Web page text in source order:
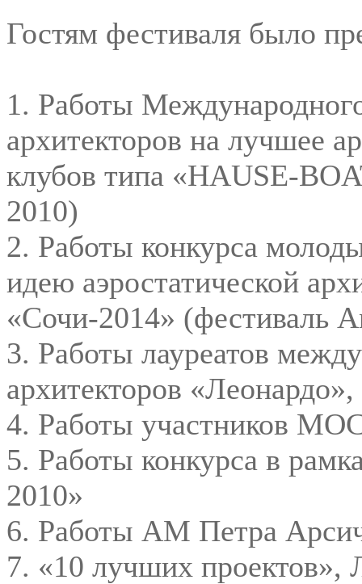
Гостям фестиваля было
1. Работы
архитекторов на лучшее
клубов типа «HAUSE-
2010)
2. Работы конкурса
идею аэростатической
«Сочи-2014» (фестиваль
3. Работы лауреатов
архитекторов
4. Работы участников
5. Работы конкурса в
2010»
6. Работы АМ Петра
7. «10 лучших проектов»,